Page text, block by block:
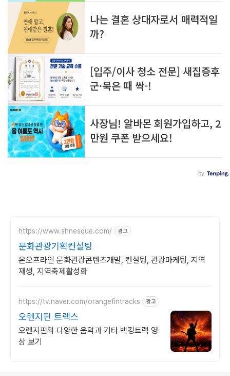
https://www.shnesque.com/ 광고
문화관광기획컨설팅
온오프라인 문화관광콘텐츠개발, 컨설팅, 관광마케팅, 지역
재생, 지역축제활성화
https://tv.naver.com/orangefintracks 광고
오렌지핀 트랙스
오렌지핀의 다양한 음악과 기타 백킹트랙 영
상 보기